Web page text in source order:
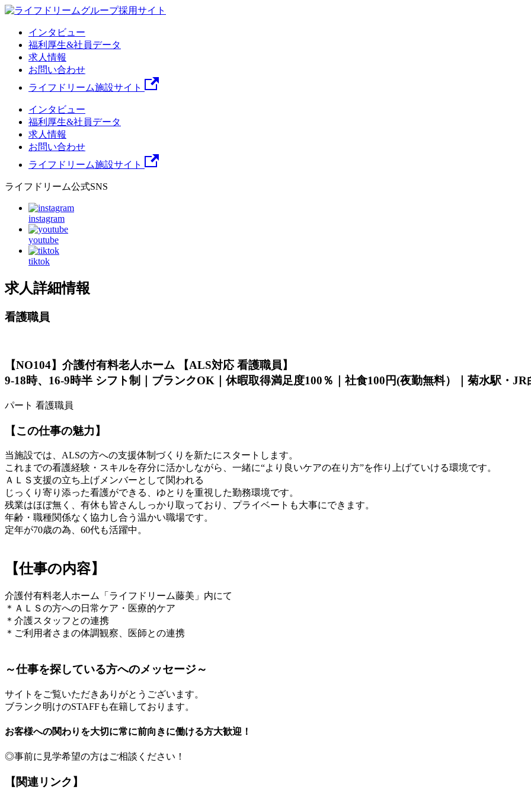
インタビュー
福利厚生&社員データ
求人情報
お問い合わせ
ライフドリーム施設サイト
インタビュー
福利厚生&社員データ
求人情報
お問い合わせ
ライフドリーム施設サイト
ライフドリーム公式SNS
instagram
youtube
tiktok
求人詳細情報
看護職員
【NO104】介護付有料老人ホーム 【ALS対応 看護職員】
9-18時、16-9時半 シフト制｜ブランクOK｜休暇取得満足度100％｜社食100円(夜勤無料）｜菊水駅・JR
パート 看護職員
【この仕事の魅力】
当施設では、ALSの方への支援体制づくりを新たにスタートします。
これまでの看護経験・スキルを存分に活かしながら、一緒に“より良いケアの在り方”を作り上げていける環境です。
ＡＬＳ支援の立ち上げメンバーとして関われる
じっくり寄り添った看護ができる、ゆとりを重視した勤務環境です。
残業はほぼ無く、有休も皆さんしっかり取っており、プライベートも大事にできます。
年齢・職種関係なく協力し合う温かい職場です。
定年が70歳の為、60代も活躍中。
【仕事の内容】
介護付有料老人ホーム「ライフドリーム藤美」内にて
＊ＡＬＳの方への日常ケア・医療的ケア
＊介護スタッフとの連携
＊ご利用者さまの体調観察、医師との連携
～仕事を探している方へのメッセージ～
サイトをご覧いただきありがとうございます。
ブランク明けのSTAFFも在籍しております。
お客様への関わりを大切に常に前向きに働ける方大歓迎！
◎事前に見学希望の方はご相談ください！
【関連リンク】